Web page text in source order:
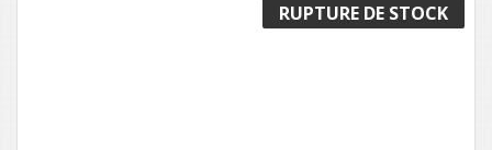
RUPTURE DE STOCK